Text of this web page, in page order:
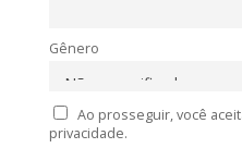
Gênero
Ao prosseguir, você
privacidade.